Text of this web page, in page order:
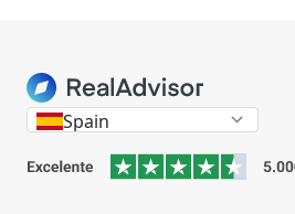
Spain